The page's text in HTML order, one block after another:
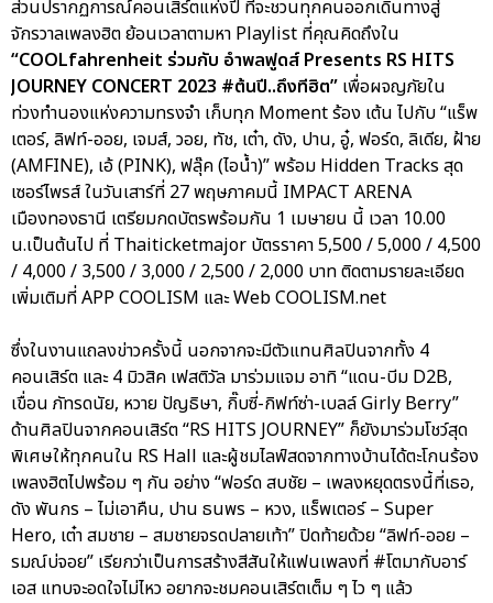
ส่วนปรากฏการณ์คอนเสิร์ตแห่งปี ที่จะชวนทุกคนออกเดินทางสู่
จักรวาลเพลงฮิต ย้อนเวลาตามหา Playlist ที่คุณคิดถึงใน
“COOLfahrenheit ร่วมกับ อำพลฟูดส์ Presents RS HITS
JOURNEY CONCERT 2023 #ต้นปี..ถึงทีฮิต” เพื่อผจญภัยใน
ท่วงทำนองแห่งความทรงจำ เก็บทุก Moment ร้อง เต้น ไปกับ “แร็พ
เตอร์, ลิฟท์-ออย, เจมส์, วอย, ทัช, เต๋า, ดัง, ปาน, อู๋, ฟอร์ด, ลิเดีย, ฝ้าย
(AMFINE), เอ้ (PINK), ฟลุ๊ค (ไอน้ำ)” พร้อม Hidden Tracks สุด
เซอร์ไพรส์ ในวันเสาร์ที่ 27 พฤษภาคมนี้ IMPACT ARENA
เมืองทองธานี เตรียมกดบัตรพร้อมกัน 1 เมษายน นี้ เวลา 10.00
น.เป็นต้นไป ที่ Thaiticketmajor บัตรราคา 5,500 / 5,000 / 4,500
/ 4,000 / 3,500 / 3,000 / 2,500 / 2,000 บาท ติดตามรายละเอียด
เพิ่มเติมที่ APP COOLISM และ Web COOLISM.net
ซึ่งในงานแถลงข่าวครั้งนี้ นอกจากจะมีตัวแทนศิลปินจากทั้ง 4
คอนเสิร์ต และ 4 มิวสิค เฟสติวัล มาร่วมแจม อาทิ “แดน-บีม D2B,
เขื่อน ภัทรดนัย, หวาย ปัญธิษา, กิ๊บซี่-กิฟท์ซ่า-เบลล์ Girly Berry”
ด้านศิลปินจากคอนเสิร์ต “RS HITS JOURNEY” ก็ยังมาร่วมโชว์สุด
พิเศษให้ทุกคนใน RS Hall และผู้ชมไลฟ์สดจากทางบ้านได้ตะโกนร้อง
เพลงฮิตไปพร้อม ๆ กัน อย่าง “ฟอร์ด สบชัย – เพลงหยุดตรงนี้ที่เธอ,
ดัง พันกร – ไม่เอาคืน, ปาน ธนพร – หวง, แร็พเตอร์ – Super
Hero, เต๋า สมชาย – สมชายจรดปลายเท้า” ปิดท้ายด้วย “ลิฟท์-ออย –
รมณ์บ่จอย” เรียกว่าเป็นการสร้างสีสันให้แฟนเพลงที่ #โตมากับอาร์
เอส แทบจะอดใจไม่ไหว อยากจะชมคอนเสิร์ตเต็ม ๆ ไว ๆ แล้ว